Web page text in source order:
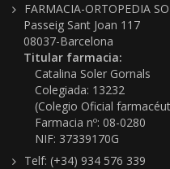
FARMACIA-ORTOPEDIA
Passeig Sant Joan 117
08037-Barcelona
Titular farmacia:
Catalina Soler Gornals
Colegiada: 13232
(Colegio Oficial
Farmacia nº: 08-0280
NIF: 37339170G
Telf: (+34) 934 576 339